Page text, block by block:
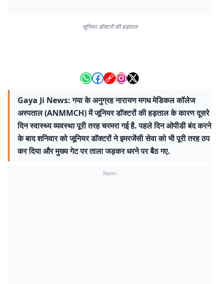
जूनियर डॉक्टरों की हड़ताल
Gaya Ji News: गया के अनुग्रह नारायण मगध मेडिकल कॉलेज
अस्पताल (ANMMCH) में जूनियर डॉक्टरों की हड़ताल के कारण दूसरे
दिन स्वास्थ्य व्यवस्था पूरी तरह चरमरा गई है. पहले दिन ओपीडी बंद करने
के बाद शनिवार को जूनियर डॉक्टरों ने इमरजेंसी सेवा को भी पूरी तरह ठप
कर दिया और मुख्य गेट पर ताला जड़कर धरने पर बैठ गए.
विज्ञापन